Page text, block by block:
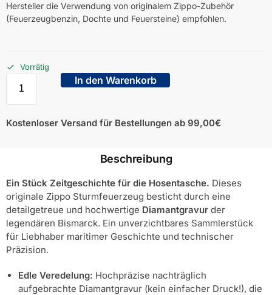
Hersteller die Verwendung von originalem Zippo-Zubehör
(Feuerzeugbenzin, Dochte und Feuersteine) empfohlen.
Vorrätig
In den Warenkorb
Kostenloser Versand für Bestellungen ab 99,00€
Beschreibung
Ein Stück Zeitgeschichte für die Hosentasche. Dieses
originale Zippo Sturmfeuerzeug besticht durch eine
detailgetreue und hochwertige Diamantgravur der
legendären Bismarck. Ein unverzichtbares Sammlerstück
für Liebhaber maritimer Geschichte und technischer
Präzision.
Edle Veredelung: Hochpräzise nachträglich
aufgebrachte Diamantgravur (kein einfacher Druck!), die